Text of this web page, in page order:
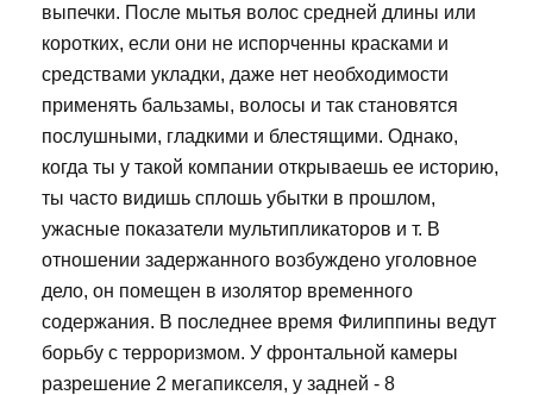
выпечки. После мытья волос средней длины или
коротких, если они не испорченны красками и
средствами укладки, даже нет необходимости
применять бальзамы, волосы и так становятся
послушными, гладкими и блестящими. Однако,
когда ты у такой компании открываешь ее историю,
ты часто видишь сплошь убытки в прошлом,
ужасные показатели мультипликаторов и т. В
отношении задержанного возбуждено уголовное
дело, он помещен в изолятор временного
содержания. В последнее время Филиппины ведут
борьбу с терроризмом. У фронтальной камеры
разрешение 2 мегапикселя, у задней - 8